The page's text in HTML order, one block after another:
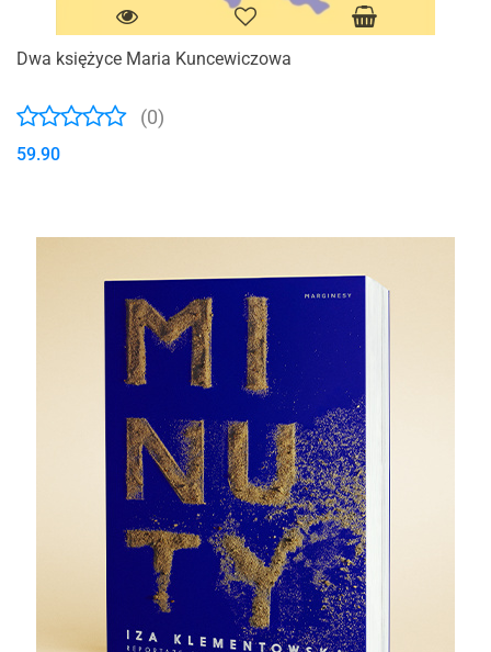
Dwa księżyce Maria Kuncewiczowa
(0)
59.90